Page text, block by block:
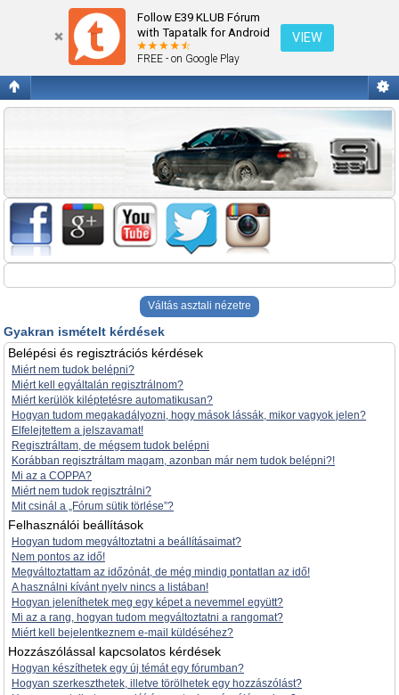
Follow E39 KLUB Fórum
with Tapatalk for Android
FREE - on Google Play
VIEW
Gyakran ismételt kérdések
Váltás asztali nézetre
Gyakran ismételt kérdések
Belépési és regisztrációs kérdések
Miért nem tudok belépni?
Miért kell egyáltalán regisztrálnom?
Miért kerülök kiléptetésre automatikusan?
Hogyan tudom megakadályozni, hogy mások lássák, mikor vagyok jelen?
Elfelejtettem a jelszavamat!
Regisztráltam, de mégsem tudok belépni
Korábban regisztráltam magam, azonban már nem tudok belépni?!
Mi az a COPPA?
Miért nem tudok regisztrálni?
Mit csinál a „Fórum sütik törlése”?
Felhasználói beállítások
Hogyan tudom megváltoztatni a beállításaimat?
Nem pontos az idő!
Megváltoztattam az időzónát, de még mindig pontatlan az idő!
A használni kívánt nyelv nincs a listában!
Hogyan jeleníthetek meg egy képet a nevemmel együtt?
Mi az a rang, hogyan tudom megváltoztatni a rangomat?
Miért kell bejelentkeznem e-mail küldéséhez?
Hozzászólással kapcsolatos kérdések
Hogyan készíthetek egy új témát egy fórumban?
Hogyan szerkeszthetek, illetve törölhetek egy hozzászólást?